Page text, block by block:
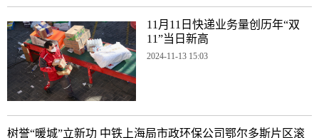
11月11日快递业务量创历年“双
11”当日新高
2024-11-13 15:03
树誉“暖城”立新功 中铁上海局市政环保公司鄂尔多斯片区滚